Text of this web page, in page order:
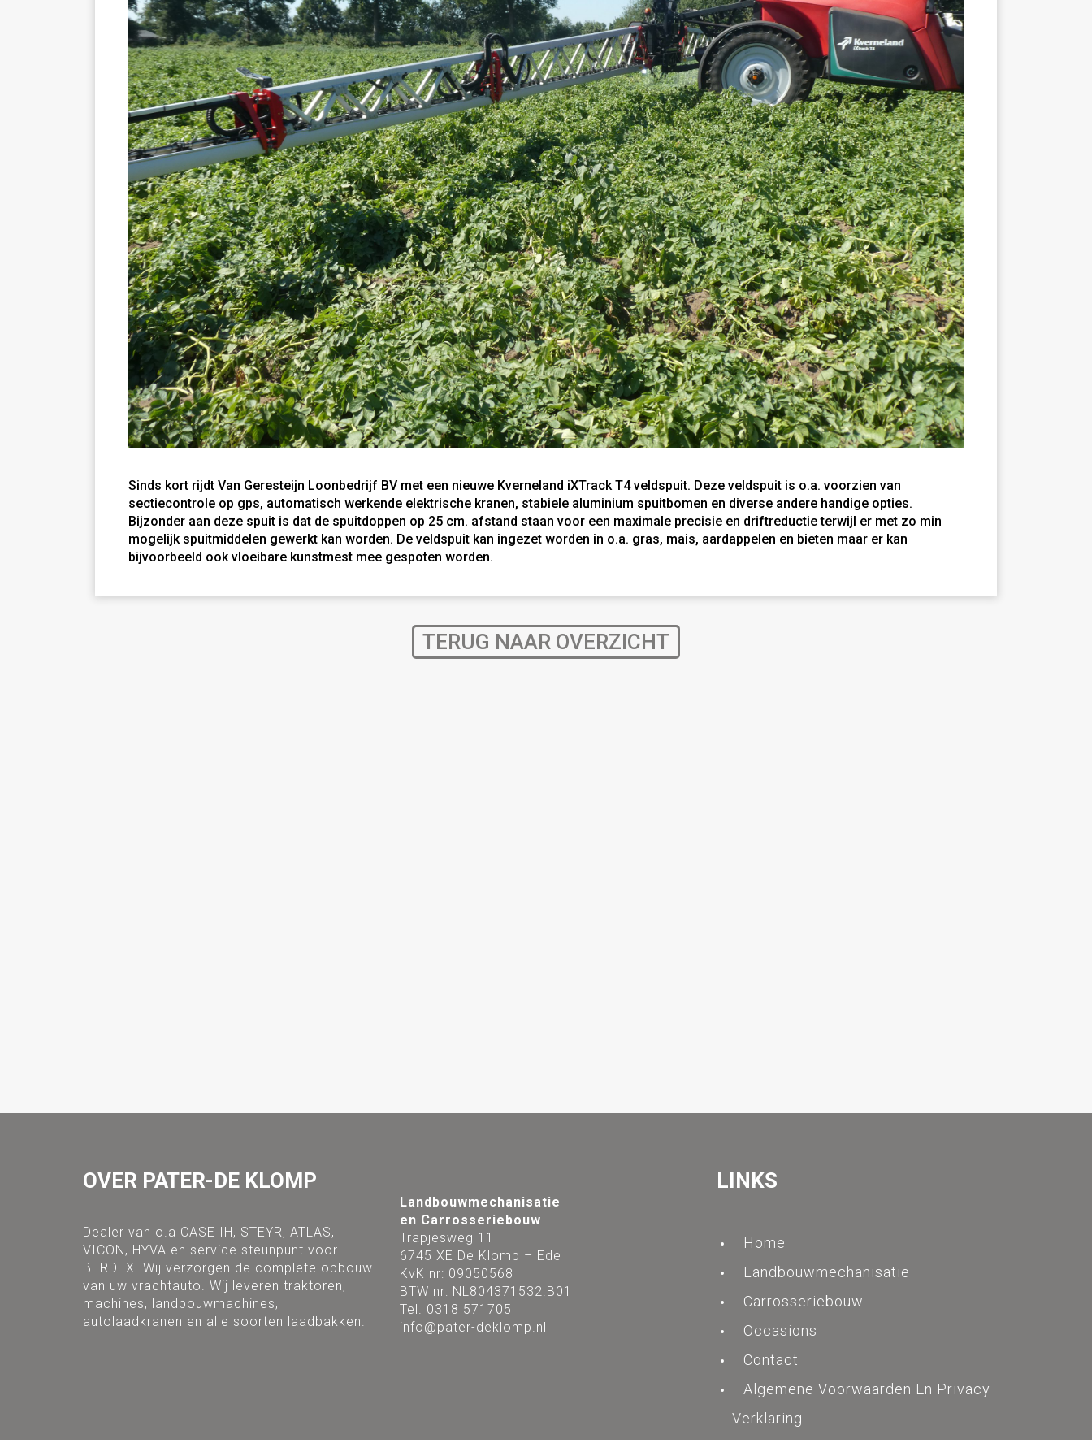
Sinds kort rijdt Van Geresteijn Loonbedrijf BV met een nieuwe Kverneland iXTrack T4 veldspuit. Deze veldspuit is o.a. voorzien van
sectiecontrole op gps, automatisch werkende elektrische kranen, stabiele aluminium spuitbomen en diverse andere handige opties.
Bijzonder aan deze spuit is dat de spuitdoppen op 25 cm. afstand staan voor een maximale precisie en driftreductie terwijl er met zo min
mogelijk spuitmiddelen gewerkt kan worden. De veldspuit kan ingezet worden in o.a. gras, mais, aardappelen en bieten maar er kan
bijvoorbeeld ook vloeibare kunstmest mee gespoten worden.
TERUG NAAR OVERZICHT
OVER PATER-DE KLOMP
Dealer van o.a CASE IH, STEYR, ATLAS,
VICON, HYVA en service steunpunt voor
BERDEX. Wij verzorgen de complete opbouw
van uw vrachtauto. Wij leveren traktoren,
machines, landbouwmachines,
autolaadkranen en alle soorten laadbakken.
Landbouwmechanisatie
en Carrosseriebouw
Trapjesweg 11
6745 XE De Klomp – Ede
KvK nr: 09050568
BTW nr: NL804371532.B01
Tel. 0318 571705
info@pater-deklomp.nl
LINKS
Home
Landbouwmechanisatie
Carrosseriebouw
Occasions
Contact
Algemene Voorwaarden En Privacy
Verklaring